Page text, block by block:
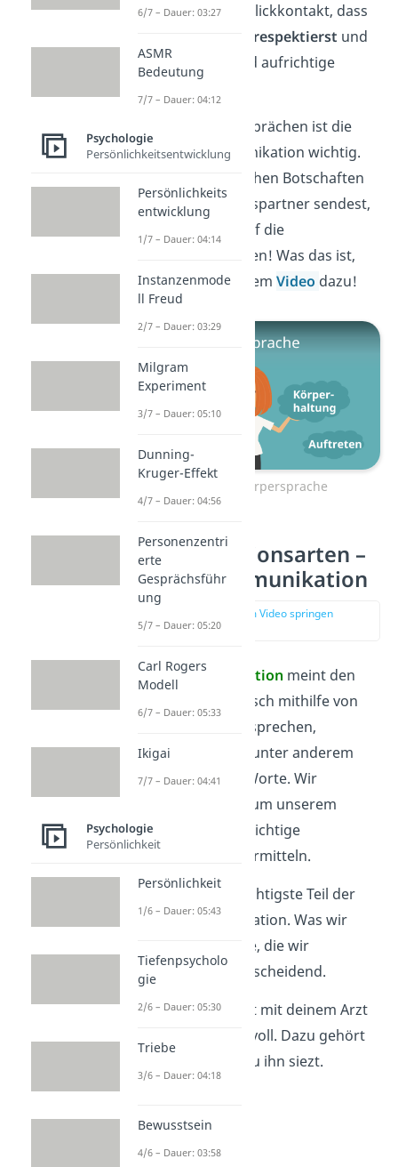
Gespräch zeigt Blickkontakt, dass
respektierst und
eine ehrliche und aufrichtige
Bei Face-to-face-Gesprächen ist die
nonverbale Kommunikation wichtig.
Damit du keine falschen Botschaften
an deinen Gesprächspartner sendest,
solltest du immer auf die
Körpersprache achten! Was das ist,
erfährst du in unserem Video dazu!
Zum Video: Körpersprache
Kommunikationsarten –
Verbale Kommunikation
zur Stelle im Video springen
(00:31)
Verbale Kommunikation meint den
Informationsaustausch mithilfe von
. Wenn wir sprechen,
kommunizieren wir unter anderem
den Inhalt unserer Worte. Wir
verwenden Wörter, um unserem
Gesprächspartner wichtige
Informationen zu vermitteln.
Der Inhalt ist der wichtigste Teil der
verbalen Kommunikation. Was wir
sagen und die Worte, die wir
verwenden, sind entscheidend.
Beispiel: Du sprichst mit deinem Arzt
formell und respektvoll. Dazu gehört
zum Beispiel, dass du ihn siezt.
6/7 – Dauer: 03:27
ASMR
Bedeutung
7/7 – Dauer: 04:12
Psychologie
Persönlichkeitsentwicklung
Persönlichkeits
entwicklung
1/7 – Dauer: 04:14
Instanzenmode
ll Freud
2/7 – Dauer: 03:29
Milgram
Experiment
3/7 – Dauer: 05:10
Dunning-
Kruger-Effekt
4/7 – Dauer: 04:56
Personenzentri
erte
Gesprächsführ
ung
5/7 – Dauer: 05:20
Carl Rogers
Modell
6/7 – Dauer: 05:33
Ikigai
7/7 – Dauer: 04:41
Psychologie
Persönlichkeit
Persönlichkeit
1/6 – Dauer: 05:43
Tiefenpsycholo
gie
2/6 – Dauer: 05:30
Triebe
3/6 – Dauer: 04:18
Bewusstsein
4/6 – Dauer: 03:58